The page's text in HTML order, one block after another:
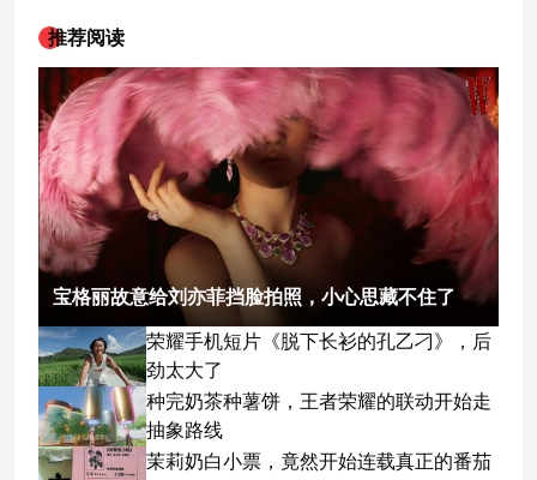
推荐阅读
宝格丽故意给刘亦菲挡脸拍照，小心思藏不住了
荣耀手机短片《脱下长衫的孔乙刁》，后
劲太大了
种完奶茶种薯饼，王者荣耀的联动开始走
抽象路线
茉莉奶白小票，竟然开始连载真正的番茄